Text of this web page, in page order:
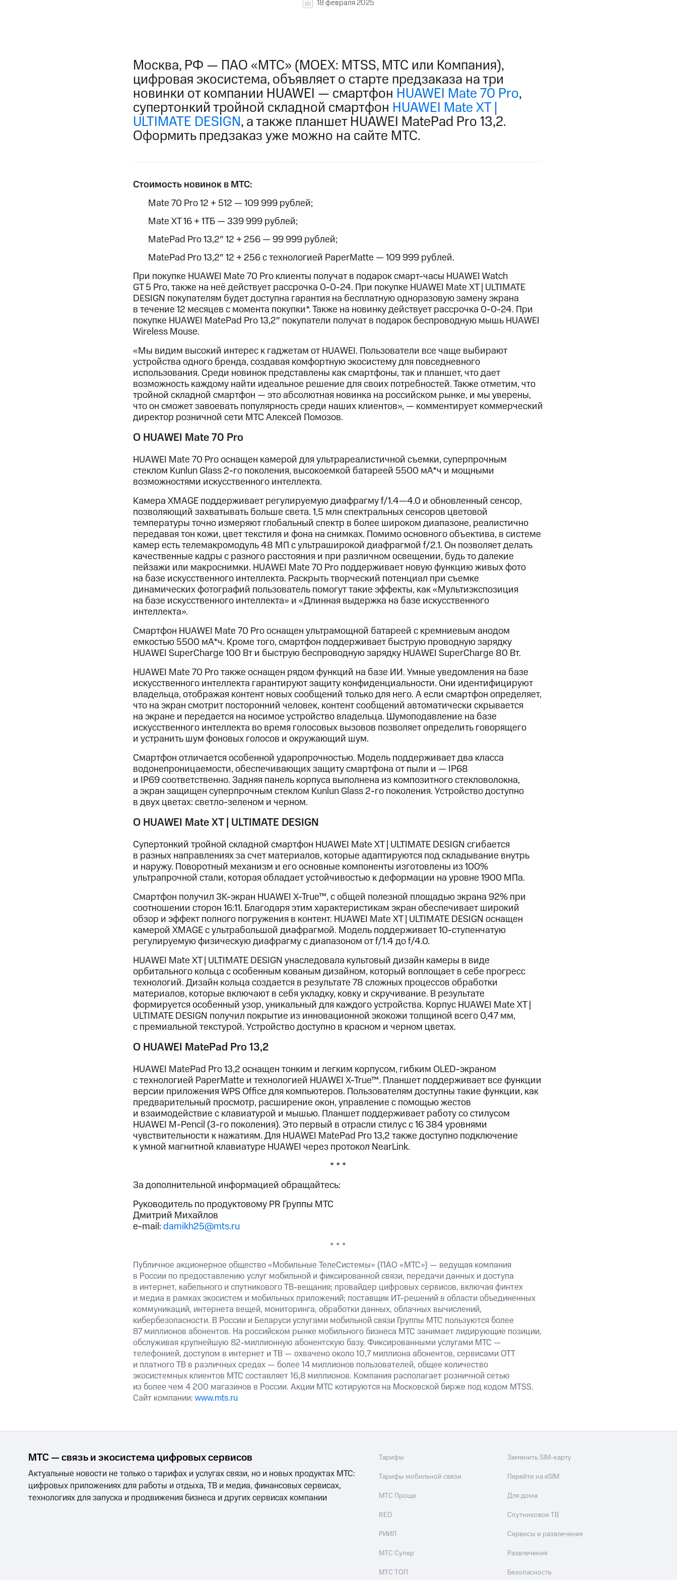
18 февраля 2025
Москва, РФ — ПАО «МТС» (MOEX: MTSS, МТС или Компания),
цифровая экосистема, объявляет о старте предзаказа на три
новинки от компании HUAWEI — смартфон HUAWEI Mate 70 Pro,
супертонкий тройной складной смартфон HUAWEI Mate XT |
ULTIMATE DESIGN, а также планшет HUAWEI MatePad Pro 13,2.
Оформить предзаказ уже можно на сайте МТС.
Стоимость новинок в МТС:
Mate 70 Pro 12 + 512 — 109 999 рублей;
Mate XT 16 + 1ТБ — 339 999 рублей;
MatePad Pro 13,2″ 12 + 256 — 99 999 рублей;
MatePad Pro 13,2″ 12 + 256 с технологией PaperMatte — 109 999 рублей.
При покупке HUAWEI Mate 70 Pro клиенты получат в подарок смарт-часы HUAWEI Watch
GT 5 Pro, также на неё действует рассрочка 0-0-24. При покупке HUAWEI Mate XT | ULTIMATE
DESIGN покупателям будет доступна гарантия на бесплатную одноразовую замену экрана
в течение 12 месяцев с момента покупки*. Также на новинку действует рассрочка 0-0-24. При
покупке HUAWEI MatePad Pro 13,2″ покупатели получат в подарок беспроводную мышь HUAWEI
Wireless Mouse.
«Мы видим высокий интерес к гаджетам от HUAWEI. Пользователи все чаще выбирают
устройства одного бренда, создавая комфортную экосистему для повседневного
использования. Среди новинок представлены как смартфоны, так и планшет, что дает
возможность каждому найти идеальное решение для своих потребностей. Также отметим, что
тройной складной смартфон — это абсолютная новинка на российском рынке, и мы уверены,
что он сможет завоевать популярность среди наших клиентов», — комментирует коммерческий
директор розничной сети МТС Алексей Помозов.
О HUAWEI Mate 70 Pro
HUAWEI Mate 70 Pro оснащен камерой для ультрареалистичной съемки, суперпрочным
стеклом Kunlun Glass 2-го поколения, высокоемкой батареей 5500 мА*ч и мощными
возможностями искусственного интеллекта.
Камера XMAGE поддерживает регулируемую диафрагму f/1.4—4.0 и обновленный сенсор,
позволяющий захватывать больше света. 1,5 млн спектральных сенсоров цветовой
температуры точно измеряют глобальный спектр в более широком диапазоне, реалистично
передавая тон кожи, цвет текстиля и фона на снимках. Помимо основного объектива, в системе
камер есть телемакромодуль 48 МП с ультраширокой диафрагмой f/2.1. Он позволяет делать
качественные кадры с разного расстояния и при различном освещении, будь то далекие
пейзажи или макроснимки. HUAWEI Mate 70 Pro поддерживает новую функцию живых фото
на базе искусственного интеллекта. Раскрыть творческий потенциал при съемке
динамических фотографий пользователь помогут такие эффекты, как «Мультиэкспозиция
на базе искусственного интеллекта» и «Длинная выдержка на базе искусственного
интеллекта».
Смартфон HUAWEI Mate 70 Pro оснащен ультрамощной батареей с кремниевым анодом
емкостью 5500 мА*ч. Кроме того, смартфон поддерживает быструю проводную зарядку
HUAWEI SuperCharge 100 Вт и быструю беспроводную зарядку HUAWEI SuperCharge 80 Вт.
HUAWEI Mate 70 Pro также оснащен рядом функций на базе ИИ. Умные уведомления на базе
искусственного интеллекта гарантируют защиту конфиденциальности. Они идентифицируют
владельца, отображая контент новых сообщений только для него. А если смартфон определяет,
что на экран смотрит посторонний человек, контент сообщений автоматически скрывается
на экране и передается на носимое устройство владельца. Шумоподавление на базе
искусственного интеллекта во время голосовых вызовов позволяет определить говорящего
и устранить шум фоновых голосов и окружающий шум.
Смартфон отличается особенной ударопрочностью. Модель поддерживает два класса
водонепроницаемости, обеспечивающих защиту смартфона от пыли и — IP68
и IP69 соответственно. Задняя панель корпуса выполнена из композитного стекловолокна,
а экран защищен суперпрочным стеклом Kunlun Glass 2-го поколения. Устройство доступно
в двух цветах: светло-зеленом и черном.
О HUAWEI Mate XT | ULTIMATE DESIGN
Супертонкий тройной складной смартфон HUAWEI Mate XT | ULTIMATE DESIGN сгибается
в разных направлениях за счет материалов, которые адаптируются под складывание внутрь
и наружу. Поворотный механизм и его основные компоненты изготовлены из 100%
ультрапрочной стали, которая обладает устойчивостью к деформации на уровне 1900 МПа.
Смартфон получил 3K-экран HUAWEI X-True™, с общей полезной площадью экрана 92% при
соотношении сторон 16:11. Благодаря этим характеристикам экран обеспечивает широкий
обзор и эффект полного погружения в контент. HUAWEI Mate XT | ULTIMATE DESIGN оснащен
камерой XMAGE с ультрабольшой диафрагмой. Модель поддерживает 10-ступенчатую
регулируемую физическую диафрагму с диапазоном от f/1.4 до f/4.0.
HUAWEI Mate XT | ULTIMATE DESIGN унаследовала культовый дизайн камеры в виде
орбитального кольца с особенным кованым дизайном, который воплощает в себе прогресс
технологий. Дизайн кольца создается в результате 78 сложных процессов обработки
материалов, которые включают в себя укладку, ковку и скручивание. В результате
формируется особенный узор, уникальный для каждого устройства. Корпус HUAWEI Mate XT |
ULTIMATE DESIGN получил покрытие из инновационной экокожи толщиной всего 0,47 мм,
с премиальной текстурой. Устройство доступно в красном и черном цветах.
О HUAWEI MatePad Pro 13,2
HUAWEI MatePad Pro 13,2 оснащен тонким и легким корпусом, гибким OLED-экраном
с технологией PaperMatte и технологией HUAWEI X-True™. Планшет поддерживает все функции
версии приложения WPS Office для компьютеров. Пользователям доступны такие функции, как
предварительный просмотр, расширение окон, управление с помощью жестов
и взаимодействие с клавиатурой и мышью. Планшет поддерживает работу со стилусом
HUAWEI M-Pencil (3-го поколения). Это первый в отрасли стилус с 16 384 уровнями
чувствительности к нажатиям. Для HUAWEI MatePad Pro 13,2 также доступно подключение
к умной магнитной клавиатуре HUAWEI через протокол NearLink.
* * *
За дополнительной информацией обращайтесь:
Руководитель по продуктовому PR Группы МТС
Дмитрий Михайлов
e-mail:damikh25@mts.ru
* * *
Публичное акционерное общество «Мобильные ТелеСистемы» (ПАО «МТС») — ведущая компания
в России по предоставлению услуг мобильной и фиксированной связи, передачи данных и доступа
в интернет, кабельного и спутникового ТВ-вещания; провайдер цифровых сервисов, включая финтех
и медиа в рамках экосистем и мобильных приложений; поставщик ИТ-решений в области объединенных
коммуникаций, интернета вещей, мониторинга, обработки данных, облачных вычислений,
кибербезопасности. В России и Беларуси услугами мобильной связи Группы МТС пользуются более
87 миллионов абонентов. На российском рынке мобильного бизнеса МТС занимает лидирующие позиции,
обслуживая крупнейшую 82-миллионную абонентскую базу. Фиксированными услугами МТС —
телефонией, доступом в интернет и ТВ — охвачено около 10,7 миллиона абонентов, сервисами OTT
и платного ТВ в различных средах — более 14 миллионов пользователей, общее количество
экосистемных клиентов МТС составляет 16,8 миллионов. Компания располагает розничной сетью
из более чем 4 200 магазинов в России. Акции МТС котируются на Московской бирже под кодом MTSS.
Сайт компании: www.mts.ru
МТС — связь и экосистема цифровых сервисов
Актуальные новости не только о тарифах и услугах связи, но и новых продуктах МТС:
цифровых приложениях для работы и отдыха, ТВ и медиа, финансовых сервисах,
технологиях для запуска и продвижения бизнеса и других сервисах компании
Тарифы
Тарифы мобильной связи
МТС Проще
RED
РИИЛ
МТС Супер
МТС ТОП
Заменить SIM-карту
Перейти на eSIM
Для дома
Спутниковое ТВ
Сервисы и развлечения
Развлечения
Безопасность